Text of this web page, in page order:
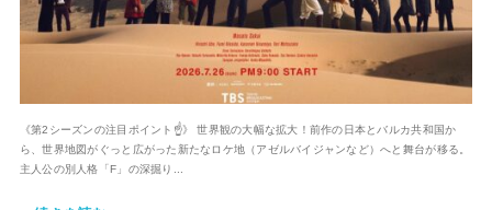
《第2シーズンの注目ポイント☝️》 世界観の大幅な拡大！前作の日本とバルカ共和国か
ら、世界地図がぐっと広がった新たなロケ地（アゼルバイジャンなど）へと舞台が移る。
主人公の別人格「F」の深掘り...